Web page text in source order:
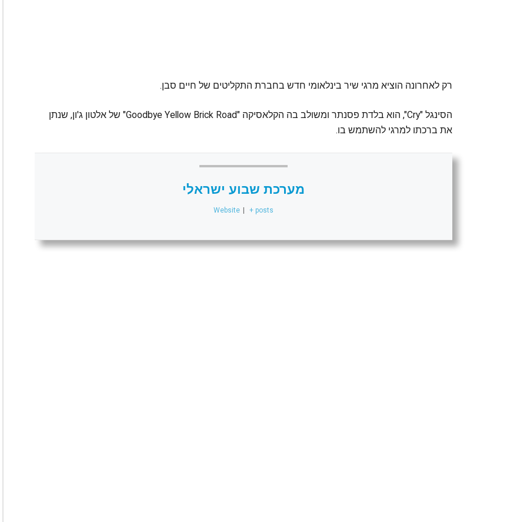
רק לאחרונה הוציא מרגי שיר בינלאומי חדש בחברת התקליטים של חיים סבן.
הסינגל "Cry", הוא בלדת פסנתר ומשולב בה הקלאסיקה "Goodbye Yellow Brick Road" של אלטון ג'ון, שנתן
את ברכתו למרגי להשתמש בו.
מערכת שבוע ישראלי
Website | + posts